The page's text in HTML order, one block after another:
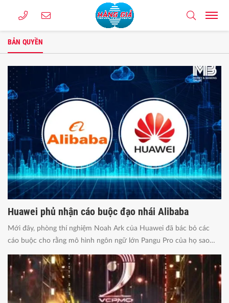
BẢN QUYỀN
Huawei phủ nhận cáo buộc đạo nhái Alibaba
Mới đây, phòng thí nghiệm Noah Ark của Huawei đã bác bỏ các
cáo buộc cho rằng mô hình ngôn ngữ lớn Pangu Pro của họ sao
chép các yếu tố từ mô hình Qwen 2.5 14B của Alibaba.